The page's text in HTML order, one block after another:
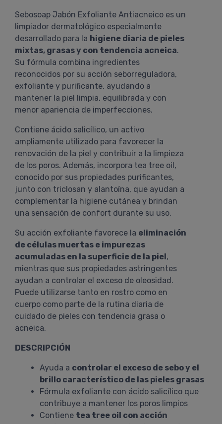
Sebosoap Jabón Exfoliante Antiacneico es un
limpiador dermatológico especialmente
desarrollado para la higiene diaria de pieles
mixtas, grasas y con tendencia acneica.
Su fórmula combina ingredientes
reconocidos por su acción seborreguladora,
exfoliante y purificante, ayudando a
mantener la piel limpia, equilibrada y con
menor apariencia de imperfecciones.
Contiene ácido salicílico, un activo
ampliamente utilizado para favorecer la
renovación de la piel y contribuir a la limpieza
de los poros. Además, incorpora tea tree oil,
conocido por sus propiedades purificantes,
junto con triclosan y alantoína, que ayudan a
complementar la higiene cutánea y brindan
una sensación de confort durante su uso.
Su acción exfoliante favorece la eliminación
de células muertas e impurezas
acumuladas en la superficie de la piel,
mientras que sus propiedades astringentes
ayudan a controlar el exceso de oleosidad.
Puede utilizarse tanto en rostro como en
cuerpo como parte de la rutina diaria de
cuidado de pieles con tendencia grasa o
acneica.
DESCRIPCIÓN
Ayuda a controlar el exceso de sebo y el
brillo característico de las pieles grasas
Fórmula exfoliante con ácido salicílico que
contribuye a mantener los poros limpios
Contiene tea tree oil con acción